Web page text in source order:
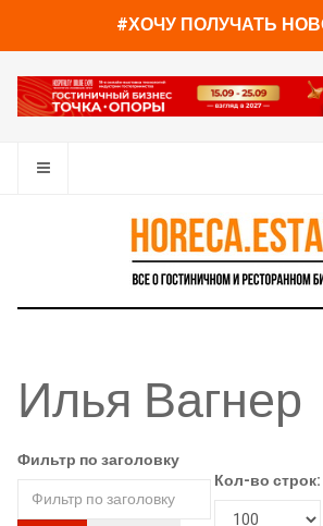
#ХОЧУ ПОЛУЧАТЬ
Илья Вагнер
Фильтр по заголовку
Кол-во строк: